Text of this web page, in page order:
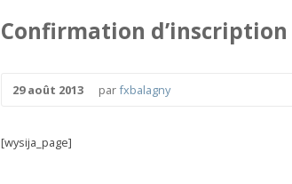
Confirmation d’inscription
29 août 2013 parfxbalagny
[wysija_page]